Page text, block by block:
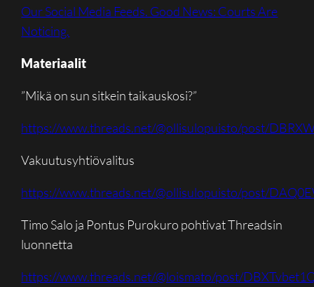
Our Social Media Feeds. Good News: Courts Are
Noticing.
Materiaalit
”Mikä on sun sitkein taikauskosi?”
https://www.threads.net/@ollisulopuisto/post/
Vakuutusyhtiövalitus
https://www.threads.net/@ollisulopuisto/post/
Timo Salo ja Pontus Purokuro pohtivat Threadsin
luonnetta
https://www.threads.net/@loismato/post/